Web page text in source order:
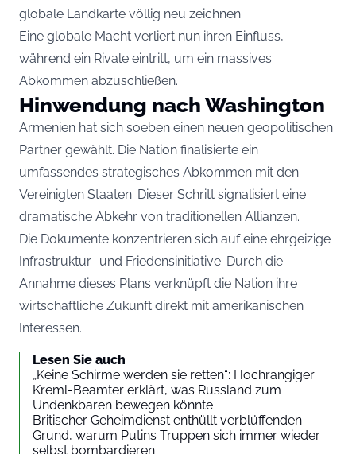
globale Landkarte völlig neu zeichnen.
Eine globale Macht verliert nun ihren Einfluss,
während ein Rivale eintritt, um ein massives
Abkommen abzuschließen.
Hinwendung nach Washington
Armenien hat sich soeben einen neuen geopolitischen
Partner gewählt. Die Nation finalisierte ein
umfassendes strategisches Abkommen mit den
Vereinigten Staaten. Dieser Schritt signalisiert eine
dramatische Abkehr von traditionellen Allianzen.
Die Dokumente konzentrieren sich auf eine ehrgeizige
Infrastruktur- und Friedensinitiative. Durch die
Annahme dieses Plans verknüpft die Nation ihre
wirtschaftliche Zukunft direkt mit amerikanischen
Interessen.
Lesen Sie auch
„Keine Schirme werden sie retten“: Hochrangiger
Kreml-Beamter erklärt, was Russland zum
Undenkbaren bewegen könnte
Britischer Geheimdienst enthüllt verblüffenden
Grund, warum Putins Truppen sich immer wieder
selbst bombardieren